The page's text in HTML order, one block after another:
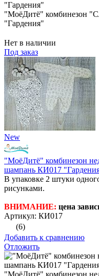
"МоёДитё" комбинезон
"Гардения"
Нет в наличии
Под заказ
New
"МоёДитё" комбинезон
шампань КИ017
В упаковке 2 штуки
рисунками.
ВНИМАНИЕ: цена
Артикул: КИ017
(6)
Добавить к сравнению
Отложить